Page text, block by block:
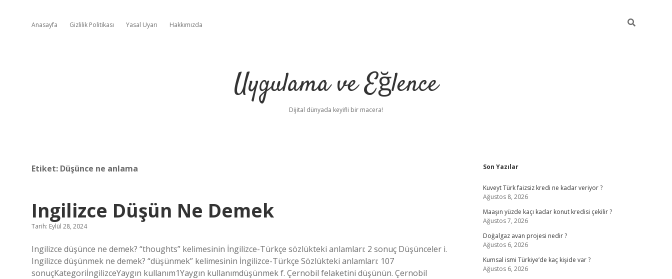
Anasayfa Gizlilik Politikası Yasal Uyarı Hakkımızda
Uygulama ve Eğlence
Dijital dünyada keyifli bir macera!
Etiket: Düşünce ne anlama
Ingilizce Düşün Ne Demek
Tarih: Eylül 28, 2024
Ingilizce düşünce ne demek? “thoughts” kelimesinin İngilizce-Türkçe sözlükteki anlamları: 2 sonuç Düşünceler i.
Ingilizce düşünmek ne demek? “düşünmek” kelimesinin İngilizce-Türkçe Sözlükteki anlamları: 107
sonuçKategoriİngilizceYaygın kullanım1Yaygın kullanımdüşünmek f. Çernobil felaketini düşünün. Çernobil
Sidebar
Son Yazılar
Kuveyt Türk faizsiz kredi ne kadar veriyor ?
Ağustos 8, 2026
Maaşın yüzde kaçı kadar konut kredisi çekilir ?
Ağustos 7, 2026
Doğalgaz avan projesi nedir ?
Ağustos 6, 2026
Kumsal ismi Türkiye’de kaç kişide var ?
Ağustos 6, 2026